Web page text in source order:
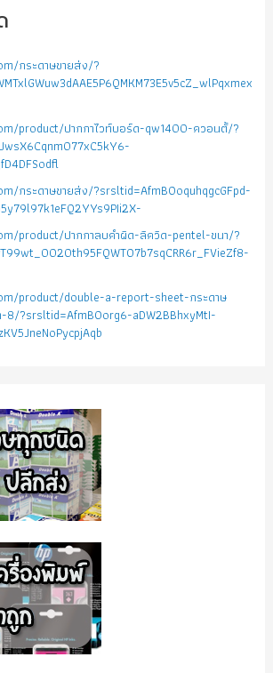
กระดาษขายส่ง/?
product/ปากกาไวท์บอร์ด-qw1400-ควอนตั้/?
กระดาษขายส่ง/?srsltid=AfmBOoquhqgcGFpd-
product/ปากกาลบคำผิด-ลิควิด-pentel-ขนา/?
product/double-a-report-sheet-กระดาษ
8/?srsltid=AfmBOorg6-aDW2BBhxyMtI-